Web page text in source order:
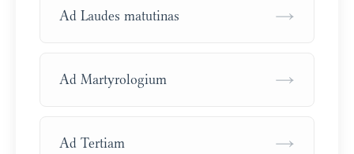
Ad Laudes matutinas →
Ad Martyrologium →
Ad Tertiam →